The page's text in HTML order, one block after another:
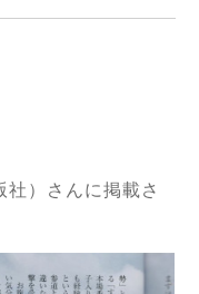
社）さんに掲載さ